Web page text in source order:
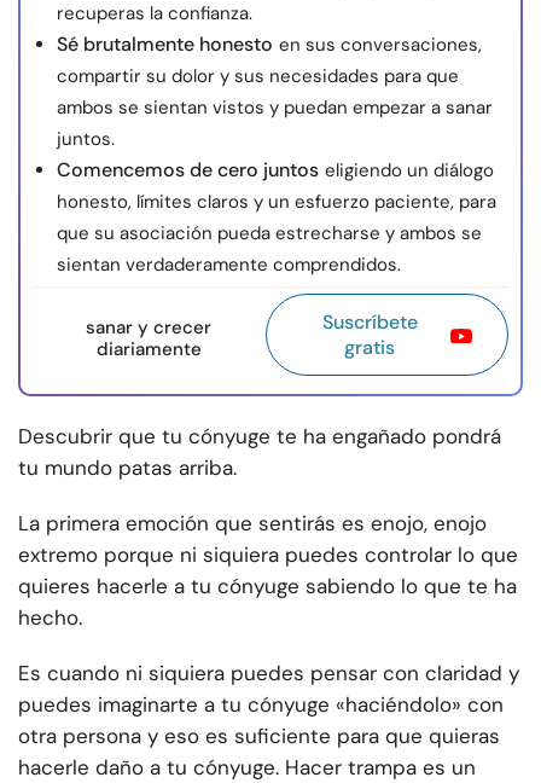
recuperas la confianza.
Sé brutalmente honesto en sus conversaciones,
compartir su dolor y sus necesidades para que
ambos se sientan vistos y puedan empezar a sanar
juntos.
Comencemos de cero juntos eligiendo un diálogo
honesto, límites claros y un esfuerzo paciente, para
que su asociación pueda estrecharse y ambos se
sientan verdaderamente comprendidos.
sanar y crecer
diariamente
Suscríbete
gratis
Descubrir que tu cónyuge te ha engañado pondrá
tu mundo patas arriba.
La primera emoción que sentirás es enojo, enojo
extremo porque ni siquiera puedes controlar lo que
quieres hacerle a tu cónyuge sabiendo lo que te ha
hecho.
Es cuando ni siquiera puedes pensar con claridad y
puedes imaginarte a tu cónyuge «haciéndolo» con
otra persona y eso es suficiente para que quieras
hacerle daño a tu cónyuge. Hacer trampa es un